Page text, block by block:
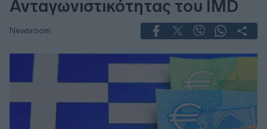
Ανταγωνιστικότητας του IMD
Newsroom